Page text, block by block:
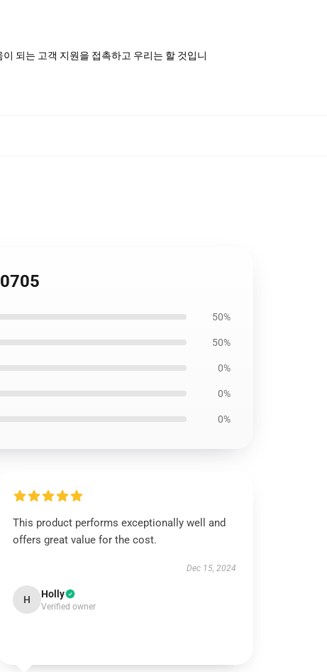
되는 고객 지원을 접촉하고 우리는 할 것입니
50%
50%
0%
0%
0%
This product performs exceptionally well and
offers great value for the cost.
Dec 15, 2024
H Holly
Verified owner